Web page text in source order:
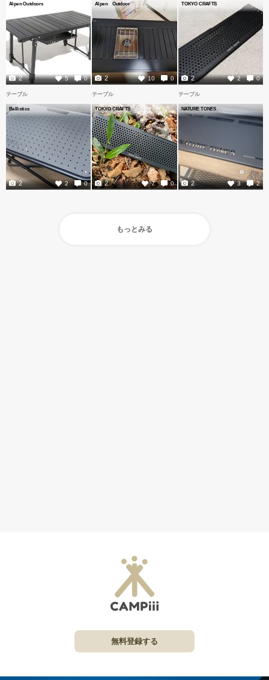
Alpen Outdoors
5 0
2
Alpen Outdoor
10 0
2
TOKYO CRAFTS
2 0
2
テーブル
Ballistics
2 0
2
テーブル
TOKYO CRAFTS
7 0
2
テーブル
NATURE TONES
3 2
2
もっとみる
無料登録する